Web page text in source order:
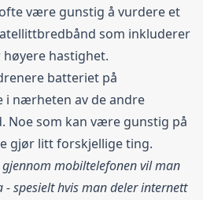
være gunstig å vurdere et
som inkluderer
hastighet.
batteriet på
nærheten av de andre
Noe som kan være gunstig på
gjør litt forskjellige ting.
mobiltelefonen vil man
spesielt hvis man deler internett